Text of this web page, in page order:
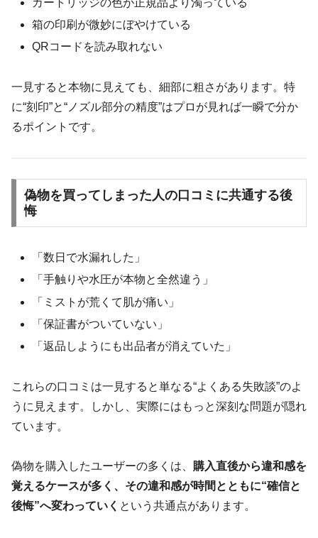
箱の印刷が微妙にぼやけている
QRコードを読み取れない
一見すると本物に見えても、細部に粗さがあります。特
に“刻印”と“ノズル部分の精度”はプロが見れば一瞬で分か
るポイントです。
偽物を買ってしまった人の口コミに共通する後
悔
「数日で水漏れした」
「手触りや水圧が本物と全然違う」
「ミストが荒くて肌が痛い」
「保証書がついていない」
「返品しようにも出品者が消えていた」
これらの口コミは一見すると単なる“よくある失敗談”のよ
うに見えます。しかし、実際にはもっと深刻な問題が隠れ
ています。
偽物を購入したユーザーの多くは、 購入直後から違和感を
覚えるケースが多く、その違和感が時間とともに“確信と
後悔”へ変わっていく という共通点があります。